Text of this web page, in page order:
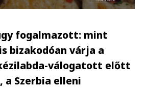
fogalmazott: mint
bizakodóan várja a
válogatott előtt
Szerbia elleni